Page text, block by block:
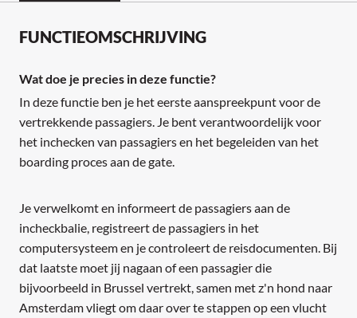
FUNCTIEOMSCHRIJVING
Wat doe je precies in deze functie?
In deze functie ben je het eerste aanspreekpunt voor de
vertrekkende passagiers. Je bent verantwoordelijk voor
het inchecken van passagiers en het begeleiden van het
boarding proces aan de gate.
Je verwelkomt en informeert de passagiers aan de
incheckbalie, registreert de passagiers in het
computersysteem en je controleert de reisdocumenten. Bij
dat laatste moet jij nagaan of een passagier die
bijvoorbeeld in Brussel vertrekt, samen met z'n hond naar
Amsterdam vliegt om daar over te stappen op een vlucht